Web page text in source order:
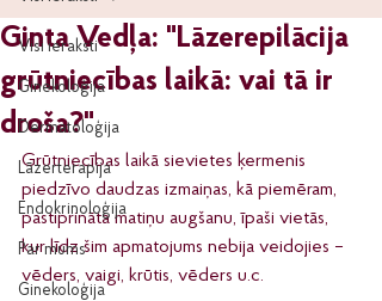
Visi ieraksti
Ginekoloģija
Dermatoloģija
Lāzerterapija
Endokrinoloģija
Par mums
Ginekoloģija
Ginta Vedļa: "Lāzerepilācija
grūtniecības laikā: vai tā ir
droša?"
Grūtniecības laikā sievietes ķermenis
piedzīvo daudzas izmaiņas, kā piemēram,
pastiprināta matiņu augšanu, īpaši vietās,
kur līdz šim apmatojums nebija veidojies –
vēders, vaigi, krūtis, vēders u.c.